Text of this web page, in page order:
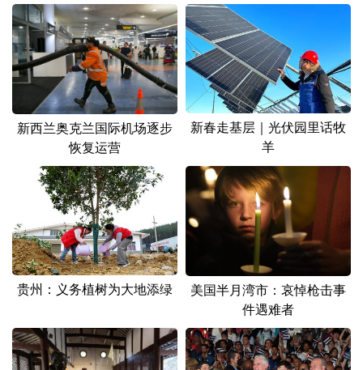
浙江 安徽 福建
山东 河南 湖北 湖南
广东 广西 海南 重庆
四川 贵州 云南 西藏
新疆 内蒙古 黑龙江
多语种频道
English Español Français عربى
Русский язык 日本語 한국어
Deutsch Português
新西兰奥克兰国际机场逐步
恢复运营
新春走基层｜光伏园里话牧
羊
贵州：义务植树为大地添绿
美国半月湾市：哀悼枪击事
件遇难者